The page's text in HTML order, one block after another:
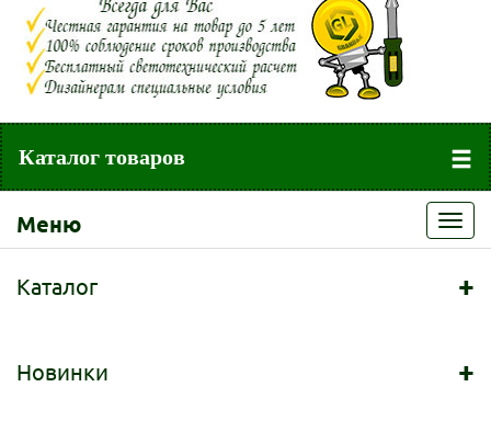
Каталог товаров
Меню
Каталог +
Новинки +